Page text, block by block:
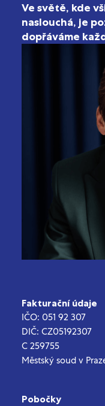
Ve světě, kde
naslouchá, je
dopřáváme
Fakturační údaje
IČO: 051 92 307
DIČ: CZ05192307
C 259755
Městský soud v
Pobočky